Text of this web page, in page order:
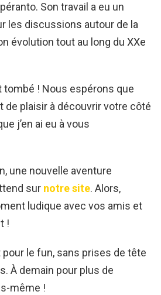
Son travail a eu un
les discussions autour de la
évolution tout au long du XXe
tombé ! Nous espérons que
de plaisir à découvrir votre côté
j’en ai eu à vous
une nouvelle aventure
sur notre site. Alors,
ludique avec vos amis et
!
pour le fun, sans prises de tête
À demain pour plus de
même !